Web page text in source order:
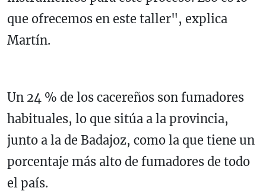
que ofrecemos en este taller", explica
Martín.
Un 24 % de los cacereños son fumadores
habituales, lo que sitúa a la provincia,
junto a la de Badajoz, como la que tiene un
porcentaje más alto de fumadores de todo
el país.